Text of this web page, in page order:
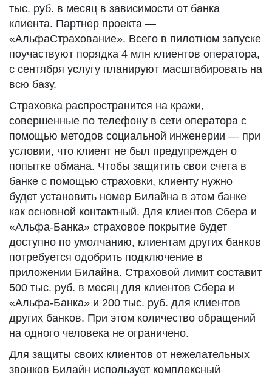
тыс. руб. в месяц в зависимости от банка
клиента. Партнер проекта —
«АльфаСтрахование». Всего в пилотном запуске
поучаствуют порядка 4 млн клиентов оператора,
с сентября услугу планируют масштабировать на
всю базу.
Страховка распространится на кражи,
совершенные по телефону в сети оператора с
помощью методов социальной инженерии — при
условии, что клиент не был предупрежден о
попытке обмана. Чтобы защитить свои счета в
банке с помощью страховки, клиенту нужно
будет установить номер Билайна в этом банке
как основной контактный. Для клиентов Сбера и
«Альфа-Банка» страховое покрытие будет
доступно по умолчанию, клиентам других банков
потребуется одобрить подключение в
приложении Билайна. Страховой лимит составит
500 тыс. руб. в месяц для клиентов Сбера и
«Альфа-Банка» и 200 тыс. руб. для клиентов
других банков. При этом количество обращений
на одного человека не ограничено.
Для защиты своих клиентов от нежелательных
звонков Билайн использует комплексный